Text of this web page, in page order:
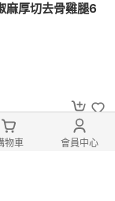
麻厚切去骨雞腿6
物車 會員中心